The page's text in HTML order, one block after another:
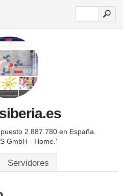
2.887.780 en España.
GmbH - Home.'
Servidores